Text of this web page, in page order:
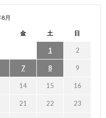
月
金 土 日
1 2
7 8 9
14 15 16
21 22 23